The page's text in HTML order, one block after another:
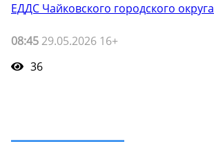
ЕДДС Чайковского городского округа
08:45 29.05.2026 16+
36